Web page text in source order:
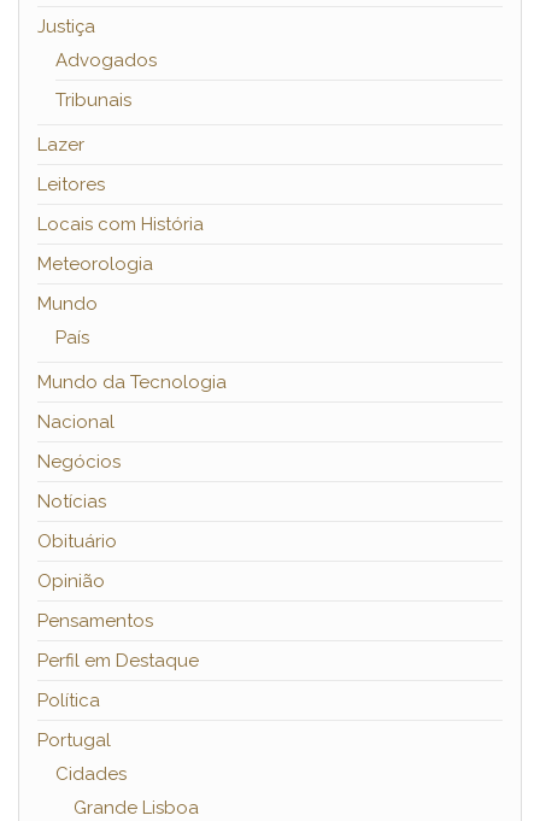
Justiça
Advogados
Tribunais
Lazer
Leitores
Locais com História
Meteorologia
Mundo
País
Mundo da Tecnologia
Nacional
Negócios
Notícias
Obituário
Opinião
Pensamentos
Perfil em Destaque
Política
Portugal
Cidades
Grande Lisboa